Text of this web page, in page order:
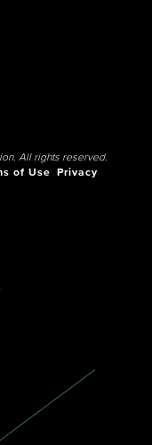
All rights reserved.
of Use
Privacy